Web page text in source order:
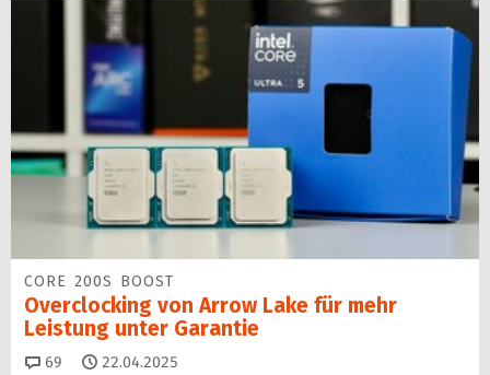
CORE 200S BOOST
Overclocking von Arrow Lake für mehr
Leistung unter Garantie
69 Kommentare
22.04.2025